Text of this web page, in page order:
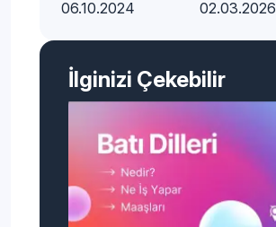
06.10.2024
02.03.2026
İlginizi Çekebilir